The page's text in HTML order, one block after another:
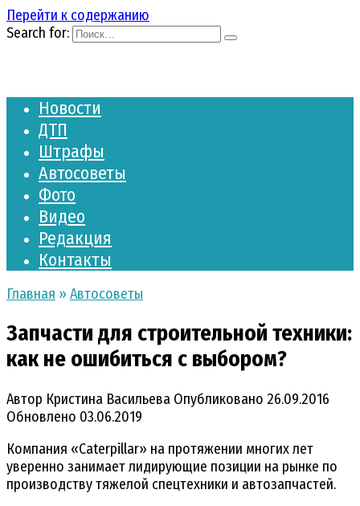
Перейти к содержанию
Search for:
Новости
ДТП
Штрафы
Автосоветы
Фото
Видео
Редакция
Контакты
Главная » Автосоветы
Запчасти для строительной техники:
как не ошибиться с выбором?
Автор Кристина Васильева Опубликовано 26.09.2016
Обновлено 03.06.2019
Компания «Caterpillar» на протяжении многих лет
уверенно занимает лидирующие позиции на рынке по
производству тяжелой спецтехники и автозапчастей.